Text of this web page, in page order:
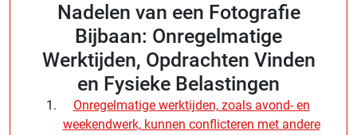
Nadelen van een Fotografie
Bijbaan: Onregelmatige
Werktijden, Opdrachten Vinden
en Fysieke Belastingen
Onregelmatige werktijden, zoals avond- en
weekendwerk, kunnen conflicteren met andere